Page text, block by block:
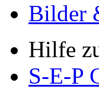
Bilder
Hilfe
S-E-P